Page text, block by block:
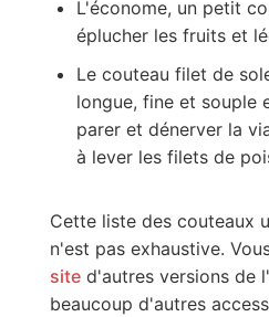
L'économe, un petit
éplucher les fruits et
Le couteau filet de
longue, fine et souple
parer et dénerver la
à lever les filets de
Cette liste des couteaux
n'est pas exhaustive.
sited'autres versions de
beaucoup d'autres